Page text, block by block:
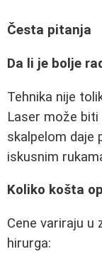
Česta pitanja
Da li je bolje
Tehnika nije
Laser može
skalpelom daje
iskusnim
Koliko košta
Cene variraju
hirurga: